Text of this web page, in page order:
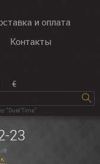
и оплата
Контакты
€
“Dual Time”
23